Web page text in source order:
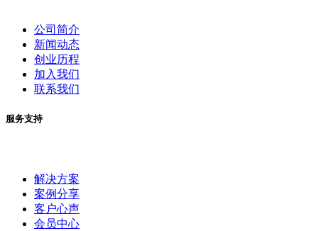
公司简介
新闻动态
创业历程
加入我们
联系我们
服务支持
解决方案
案例分享
客户心声
会员中心